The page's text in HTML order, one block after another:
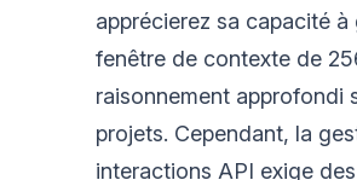
apprécierez sa capacité à
fenêtre de contexte de
raisonnement approfondi
projets. Cependant, la
interactions API exige